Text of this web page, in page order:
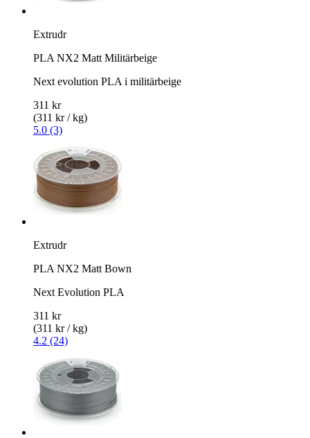
Extrudr
PLA NX2 Matt Militärbeige
Next evolution PLA i militärbeige
311 kr
(311 kr / kg)
5.0 (3)
Extrudr
PLA NX2 Matt Bown
Next Evolution PLA
311 kr
(311 kr / kg)
4.2 (24)